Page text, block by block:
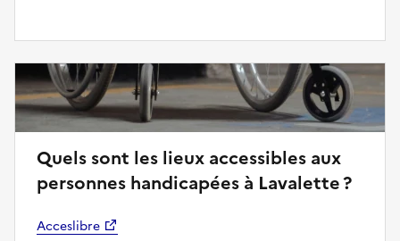
Quels sont les lieux accessibles aux
personnes handicapées à Lavalette ?
Acceslibre